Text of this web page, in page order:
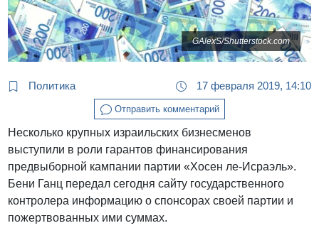
GAlexS/Shutterstock.com
Политика 17 февраля 2019, 14:10
Отправить комментарий
Несколько крупных израильских бизнесменов
выступили в роли гарантов финансирования
предвыборной кампании партии «Хосен ле-Исраэль».
Бени Ганц передал сегодня сайту государственного
контролера информацию о спонсорах своей партии и
пожертвованных ими суммах.